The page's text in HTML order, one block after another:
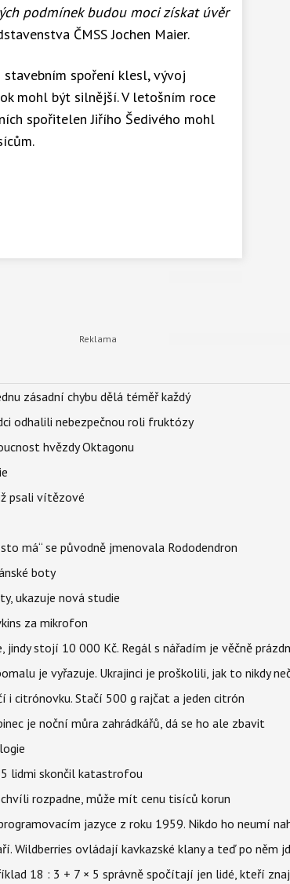
podmínek budou moci získat úvěr
ČMSS Jochen Maier.
spoření klesl, vývoj
mohl být silnější. V letošním roce
spořitelen Jiřího Šedivého mohl
zásadní chybu dělá téměř každý
odhalili nebezpečnou roli fruktózy
hvězdy Oktagonu
psali vítězové
má“ se původně jmenovala Rododendron
boty
ukazuje nová studie
za mikrofon
stojí 10 000 Kč. Regál s nářadím je věčně
je vyřazuje. Ukrajinci je proškolili, jak to nikdy
i citrónovku. Stačí 500 g rajčat a jeden citrón
je noční můra zahrádkářů, dá se ho ale zbavit
lidmi skončil katastrofou
rozpadne, může mít cenu tisíců korun
jazyce z roku 1959. Nikdo ho neumí
Wildberries ovládají kavkazské klany a teď po něm
18 : 3 + 7 × 5 správně spočítají jen lidé, kteří